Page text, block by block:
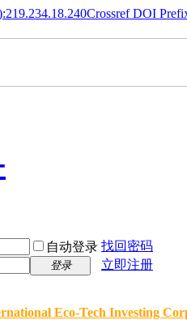
Crossref DOI
自动登录 找回密码
登录
立即注册
Eco-Tech Investing